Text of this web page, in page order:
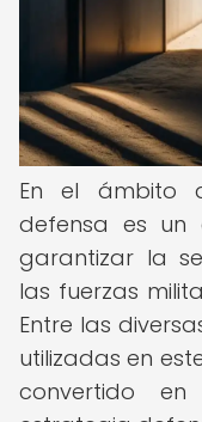
En el ámbito
defensa es un
garantizar la
las fuerzas
Entre las
utilizadas en
convertido